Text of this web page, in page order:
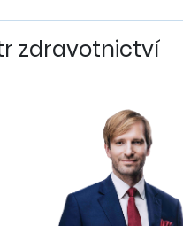
zdravotnictví